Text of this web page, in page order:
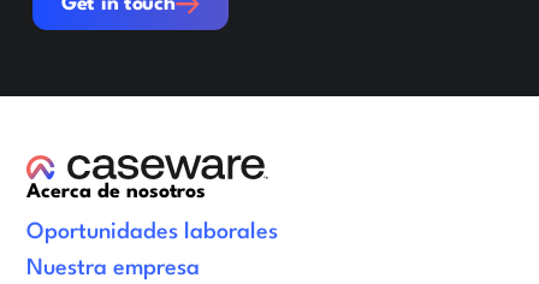
Acerca de nosotros
Oportunidades laborales
Nuestra empresa